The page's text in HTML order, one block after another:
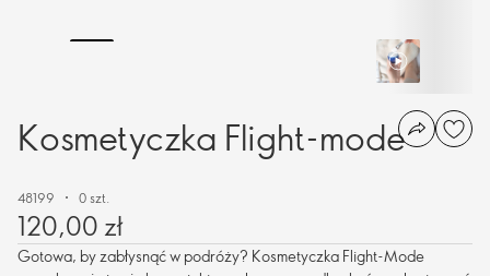
Kosmetyczka Flight-mode
48199 0 szt.
120,00 zł
Gotowa, by zabłysnąć w podróży? Kosmetyczka Flight-Mode